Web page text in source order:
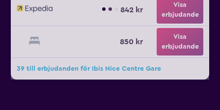
842 kr
Visa
erbjudande
850 kr
Visa
erbjudande
39 till erbjudanden för Ibis Nice Centre Gare